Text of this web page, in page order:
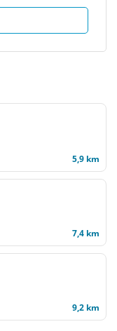
5,9 km
7,4 km
9,2 km